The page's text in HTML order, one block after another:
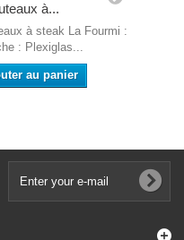
à...
à steak La Fourmi :
: Plexiglas...
au panier